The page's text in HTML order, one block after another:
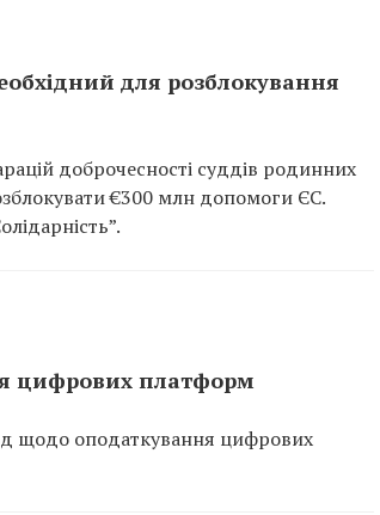
для розблокування
доброчесності суддів родинних
€300 млн допомоги ЄС.
цифрових платформ
д щодо оподаткування цифрових